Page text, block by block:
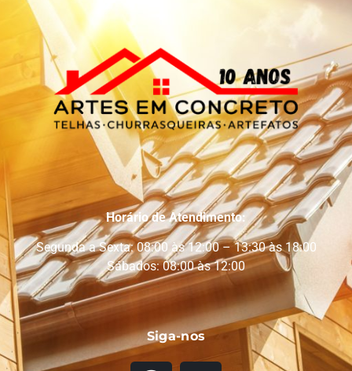
Horário de Atendimento:
Segunda a Sexta: 08:00 às 12:00 – 13:30 às 18:00
Sábados: 08:00 às 12:00
Siga-nos